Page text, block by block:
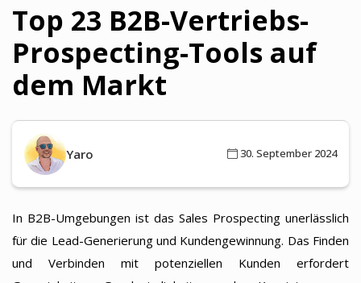
Top 23 B2B-Vertriebs-
Prospecting-Tools auf
dem Markt
Yaro 30. September 2024
In B2B-Umgebungen ist das Sales Prospecting unerlässlich
für die Lead-Generierung und Kundengewinnung. Das Finden
und Verbinden mit potenziellen Kunden erfordert